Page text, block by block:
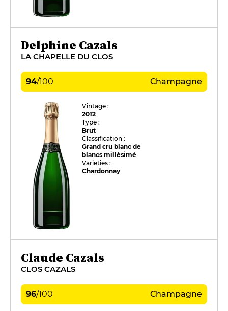
Delphine Cazals
LA CHAPELLE DU CLOS
94/100 Champagne
Vintage :
2012
Type :
Brut
Classification :
Grand cru blanc de
blancs millésimé
Varieties :
Chardonnay
Claude Cazals
CLOS CAZALS
96/100 Champagne